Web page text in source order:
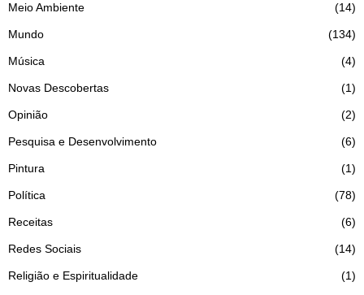
Meio Ambiente 14
Mundo 134
Música 4
Novas Descobertas 1
Opinião 2
Pesquisa e Desenvolvimento 6
Pintura 1
Política 78
Receitas 6
Redes Sociais 14
Religião e Espiritualidade 1